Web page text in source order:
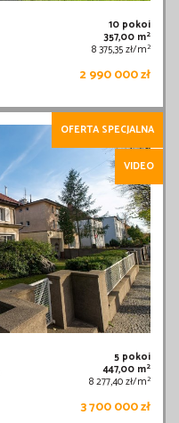
10 pokoi
357,00 m2
8 375,35 zł/m2
2 990 000 zł
OFERTA SPECJALNA
VIDEO
5 pokoi
447,00 m2
8 277,40 zł/m2
3 700 000 zł